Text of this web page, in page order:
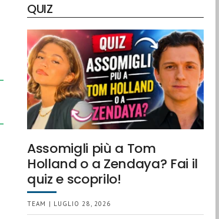
QUIZ
Assomigli più a Tom
Holland o a Zendaya? Fai il
quiz e scoprilo!
TEAM | LUGLIO 28, 2026